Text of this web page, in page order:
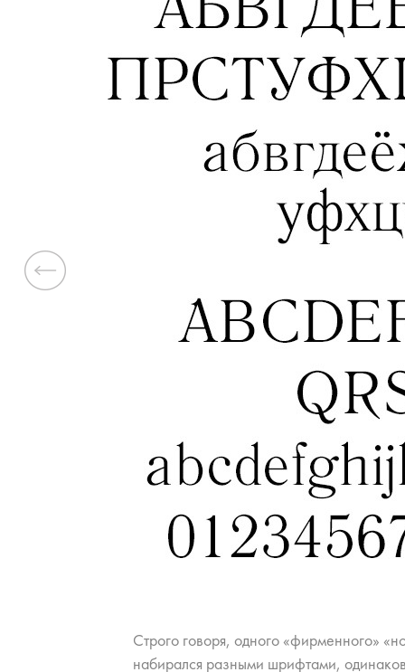
Стро­го го­во­ря, од­но­го «фир­мен­но­го»
на­би­рал­ся раз­ны­ми шриф­та­ми,